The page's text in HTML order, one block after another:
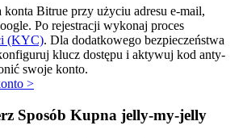
uzyskać dochód pasywny
Bitrue przy użyciu adresu e-mail,
Po rejestracji wykonaj proces
(KYC). Dla dodatkowego bezpieczeństwa
klucz dostępu i aktywuj kod anty-
swoje konto.
>
Sposób Kupna jelly-my-jelly